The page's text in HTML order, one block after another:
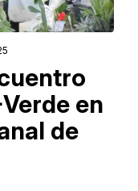
en
de